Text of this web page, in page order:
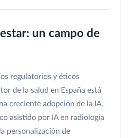
un campo de
regulatorios y éticos
de la salud en España está
creciente adopción de la IA.
asistido por IA en radiología
personalización de